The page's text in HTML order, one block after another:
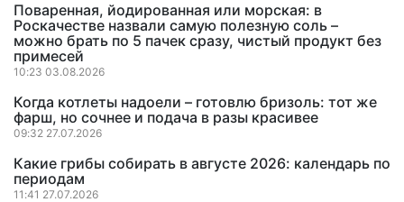
Поваренная, йодированная или морская: в
Роскачестве назвали самую полезную соль –
можно брать по 5 пачек сразу, чистый продукт без
примесей
10:23 03.08.2026
Когда котлеты надоели – готовлю бризоль: тот же
фарш, но сочнее и подача в разы красивее
09:32 27.07.2026
Какие грибы собирать в августе 2026: календарь по
периодам
11:41 27.07.2026